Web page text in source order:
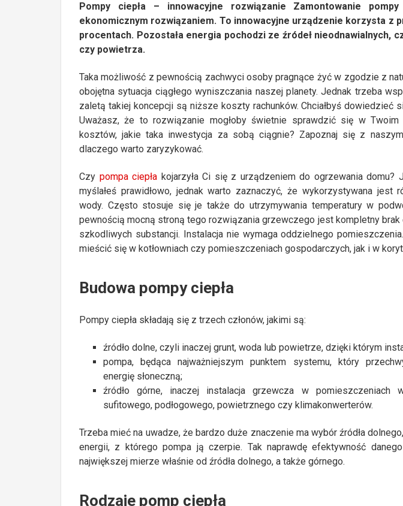
Pompy ciepła – innowacyjne rozwiązanie Zamontowanie
ekonomicznym rozwiązaniem. To innowacyjne urządzenie korzysta z
procentach. Pozostała energia pochodzi ze źródeł nieodnawialnych,
czy powietrza.
Taka możliwość z pewnością zachwyci osoby pragnące żyć w zgodzie z
obojętna sytuacja ciągłego wyniszczania naszej planety. Jednak trzeba
zaletą takiej koncepcji są niższe koszty rachunków. Chciałbyś dowiedzieć
Uważasz, że to rozwiązanie mogłoby świetnie sprawdzić się w
kosztów, jakie taka inwestycja za sobą ciągnie? Zapoznaj się z
dlaczego warto zaryzykować.
Czy pompa ciepła kojarzyła Ci się z urządzeniem do ogrzewania domu?
myślałeś prawidłowo, jednak warto zaznaczyć, że wykorzystywana jest
wody. Często stosuje się je także do utrzymywania temperatury w
pewnością mocną stroną tego rozwiązania grzewczego jest kompletny brak
szkodliwych substancji. Instalacja nie wymaga oddzielnego
mieścić się w kotłowniach czy pomieszczeniach gospodarczych, jak i w
Budowa pompy ciepła
Pompy ciepła składają się z trzech członów, jakimi są:
źródło dolne, czyli inaczej grunt, woda lub powietrze, dzięki którym
pompa, będąca najważniejszym punktem systemu, który
energię słoneczną;
źródło górne, inaczej instalacja grzewcza w pomieszczeniach
sufitowego, podłogowego, powietrznego czy klimakonwerterów.
Trzeba mieć na uwadze, że bardzo duże znaczenie ma wybór źródła
energii, z którego pompa ją czerpie. Tak naprawdę efektywność
największej mierze właśnie od źródła dolnego, a także górnego.
Rodzaje pomp ciepła